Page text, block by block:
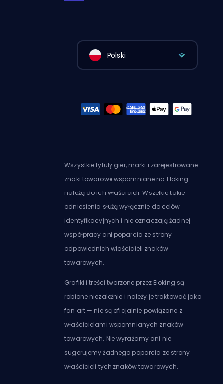
Polski
Wszystkie tytuły gier, marki i zarejestrowane
znaki towarowe wspomniane na Eloking
należą do ich właścicieli. Wszelkie takie
odniesienia służą wyłącznie do celów
identyfikacyjnych i nie oznaczają żadnej
współpracy ani poparcia ze strony
odpowiednich właścicieli znaków
towarowych.
Grafiki i treści tworzone przez Eloking są
robione niezależnie i należy je traktować jako
fan art — nie są oficjalnie powiązane z
właścicielami wspomnianych znaków
towarowych. Nie wyrażamy ani nie
sugerujemy żadnego poparcia ze strony
właścicieli tych znaków towarowych.